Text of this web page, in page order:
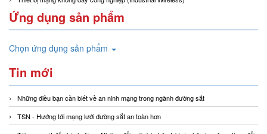
Ứng dụng sản phẩm
Chọn ứng dụng sản phẩm
Tin mới
Những điều bạn cần biết về an ninh mạng trong ngành đường sắt
TSN - Hướng tới mạng lưới đường sắt an toàn hơn